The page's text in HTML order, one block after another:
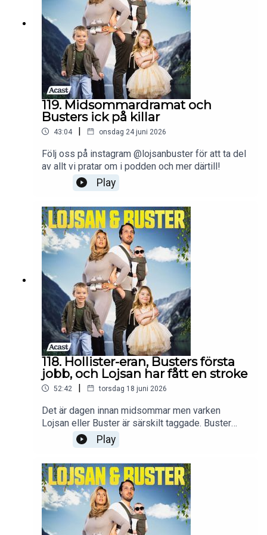
119. Midsommardramat och
Busters ick på killar
43:04 | onsdag 24 juni 2026
Följ oss på instagram @lojsanbuster för att ta del
av allt vi pratar om i podden och mer därtill!
Play
118. Hollister-eran, Busters första
jobb, och Lojsan har fått en stroke
52:42 | torsdag 18 juni 2026
Det är dagen innan midsommar men varken
Lojsan eller Buster är särskilt taggade. Buster
sliter timme ut och in på landet för att Lojsan inte
ska tappa det när hon kommer, men risken är
tyvärr stor. Lojsan berättar om sin tid på Hollister,
vilka jobb hon haft, och hur första tiden
tillsammans med Buster var. Det är högt, lågt, och
nostalgiskt! Häng med! Följ oss på instagram
@mandagsvibe, gå med i facebookgruppen
"Måndagsvibbare".Frågor och
Play